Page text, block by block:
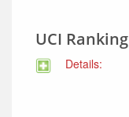
UCI Ranking
Details: